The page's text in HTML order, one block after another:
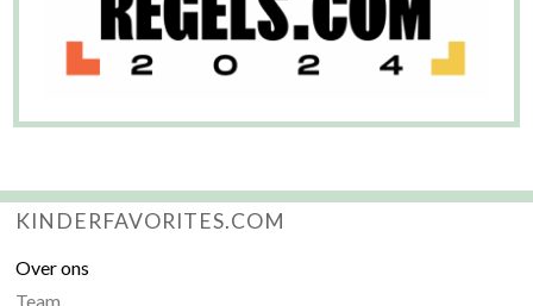
KINDERFAVORITES.COM
Over ons
Team